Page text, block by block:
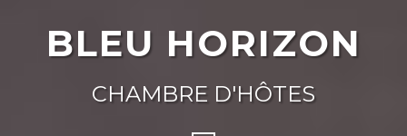
BLEU HORIZON
CHAMBRE D'HÔTES